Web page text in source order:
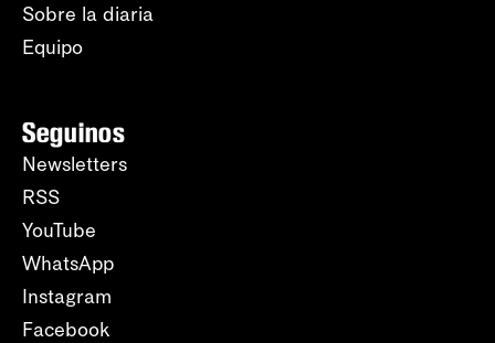
Sobre la diaria
Equipo
Seguinos
Newsletters
RSS
YouTube
WhatsApp
Instagram
Facebook